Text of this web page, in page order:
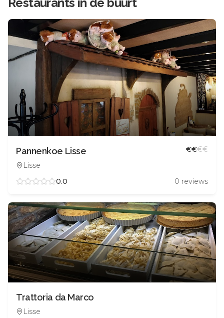
Pannenkoe Lisse
Lisse
€€€€
0.0 0 reviews
Trattoria da Marco
Lisse